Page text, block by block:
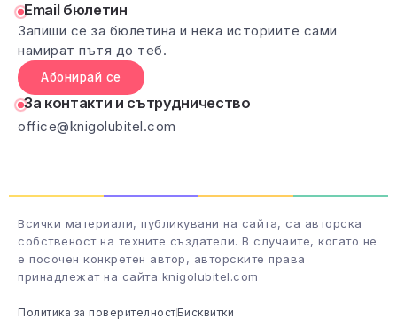
Email бюлетин
Запиши се за бюлетина и нека историите сами
намират пътя до теб.
Абонирай се
За контакти и сътрудничество
office@knigolubitel.com
Всички материали, публикувани на сайта, са авторска
собственост на техните създатели. В случаите, когато не
е посочен конкретен автор, авторските права
принадлежат на сайта knigolubitel.com
Политика за поверителностБисквитки